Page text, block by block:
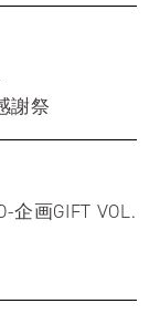
謝祭
企画GIFT VOL.